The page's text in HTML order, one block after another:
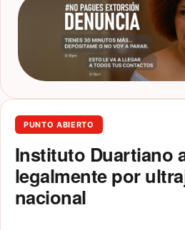
PUNTO ABIERTO
Instituto Duartiano
legalmente por
nacional